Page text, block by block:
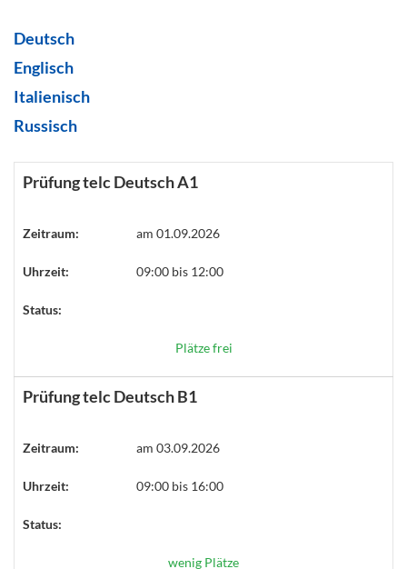
Deutsch
Englisch
Italienisch
Russisch
Prüfung telc Deutsch A1
Zeitraum: am 01.09.2026
Uhrzeit: 09:00 bis 12:00
Status:
Plätze frei
Prüfung telc Deutsch B1
Zeitraum: am 03.09.2026
Uhrzeit: 09:00 bis 16:00
Status:
wenig Plätze